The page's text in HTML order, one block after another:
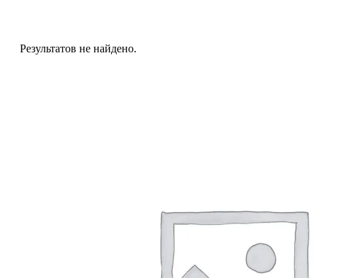
Результатов не найдено.